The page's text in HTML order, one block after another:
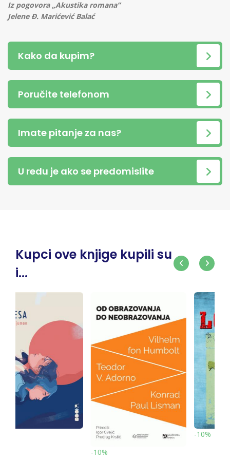
Iz pogovora „Akustika romana”
Jelene Đ. Marićević Balać
Kako da kupim?
Poručite telefonom
Imate pitanje za nas?
U redu je ako se predomislite
Kupci ove knjige kupili su
i...
-10%
-10%